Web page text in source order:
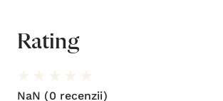
Rating
NaN (0 recenzii)